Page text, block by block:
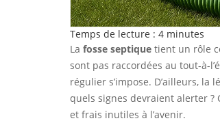
Temps de lecture : 4 minutes
La fosse septique tient un rôle
sont pas raccordées au tout-à-
régulier s’impose. D’ailleurs,
quels signes devraient alerter ?
et frais inutiles à l’avenir.